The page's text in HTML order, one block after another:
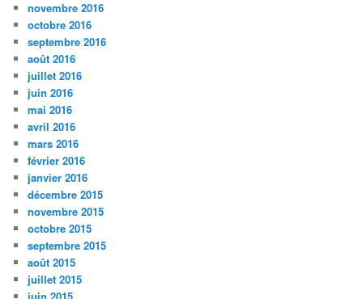
novembre 2016
octobre 2016
septembre 2016
août 2016
juillet 2016
juin 2016
mai 2016
avril 2016
mars 2016
février 2016
janvier 2016
décembre 2015
novembre 2015
octobre 2015
septembre 2015
août 2015
juillet 2015